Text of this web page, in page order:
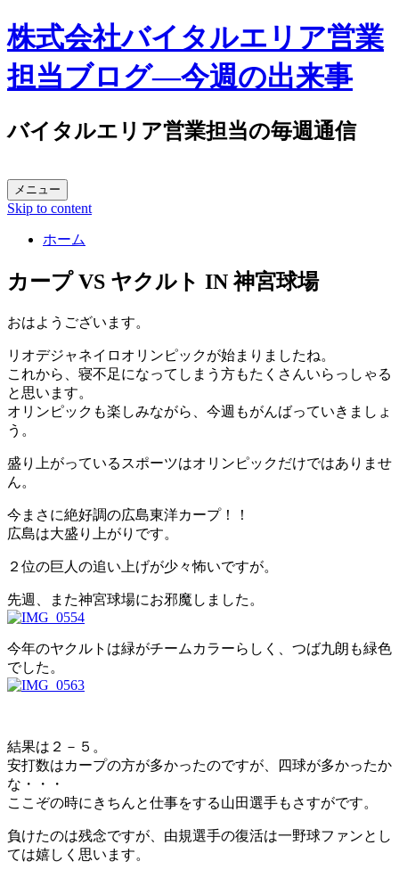
株式会社バイタルエリア営業
担当ブログ―今週の出来事
バイタルエリア営業担当の毎週通信
メニュー
Skip to content
ホーム
カープ VS ヤクルト IN 神宮球場
おはようございます。
リオデジャネイロオリンピックが始まりましたね。
これから、寝不足になってしまう方もたくさんいらっしゃる
と思います。
オリンピックも楽しみながら、今週もがんばっていきましょ
う。
盛り上がっているスポーツはオリンピックだけではありませ
ん。
今まさに絶好調の広島東洋カープ！！
広島は大盛り上がりです。
２位の巨人の追い上げが少々怖いですが。
先週、また神宮球場にお邪魔しました。
今年のヤクルトは緑がチームカラーらしく、つば九朗も緑色
でした。
結果は２－５。
安打数はカープの方が多かったのですが、四球が多かったか
な・・・
ここぞの時にきちんと仕事をする山田選手もさすがです。
負けたのは残念ですが、由規選手の復活は一野球ファンとし
ては嬉しく思います。